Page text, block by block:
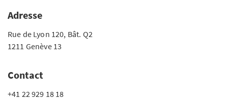
Adresse
Rue de Lyon 120, Bât. Q2
1211 Genève 13
Contact
+41 22 929 18 18